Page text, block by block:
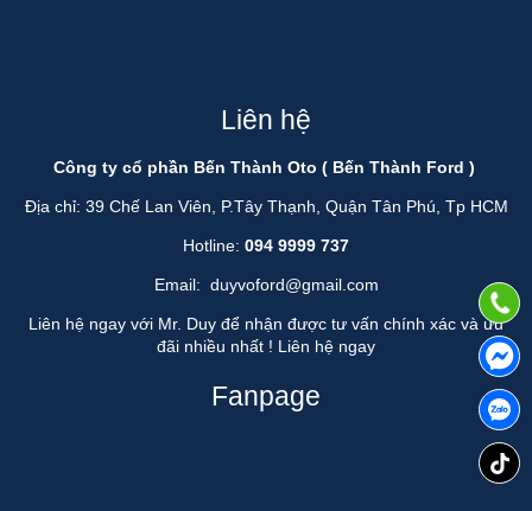
Liên hệ
Công ty cổ phần Bến Thành Oto ( Bến Thành Ford )
Địa chỉ: 39 Chế Lan Viên, P.Tây Thạnh, Quận Tân Phú, Tp HCM
Hotline: 094 9999 737
Email: duyvoford@gmail.com
Liên hệ ngay với Mr. Duy để nhận được tư vấn chính xác và ưu
đãi nhiều nhất ! Liên hệ ngay
Fanpage